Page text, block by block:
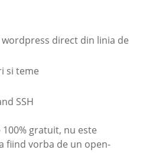
direct din linia de
si teme
SSH
gratuit, nu este
fiind vorba de un open-